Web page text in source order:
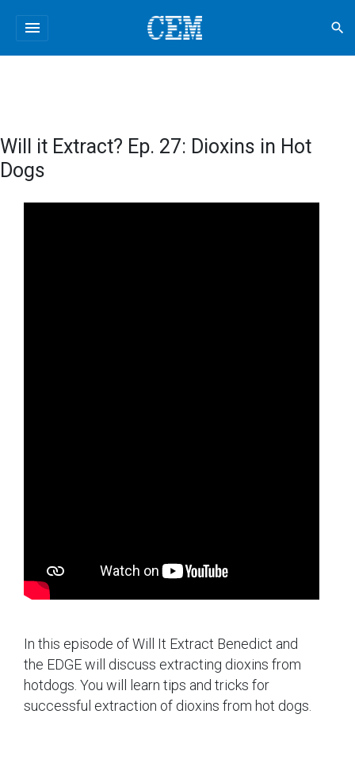
menu search
Will it Extract? Ep. 27: Dioxins in Hot
Dogs
In this episode of Will It Extract Benedict and
the EDGE will discuss extracting dioxins from
hotdogs. You will learn tips and tricks for
successful extraction of dioxins from hot dogs.